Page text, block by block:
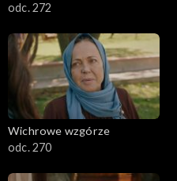
odc. 272
Wichrowe wzgórze
odc. 270